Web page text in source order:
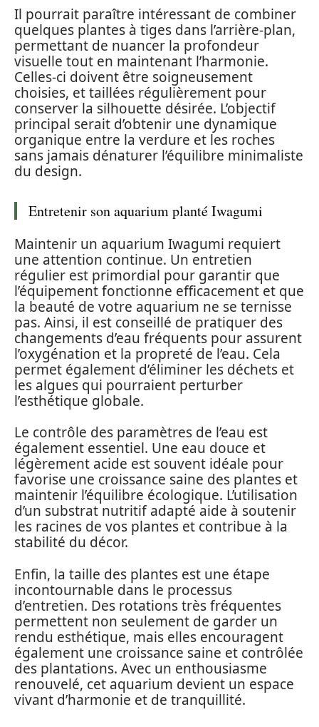
Il pourrait paraître intéressant de combiner
quelques plantes à tiges dans l’arrière-plan,
permettant de nuancer la profondeur
visuelle tout en maintenant l’harmonie.
Celles-ci doivent être soigneusement
choisies, et taillées régulièrement pour
conserver la silhouette désirée. L’objectif
principal serait d’obtenir une dynamique
organique entre la verdure et les roches
sans jamais dénaturer l’équilibre minimaliste
du design.
Entretenir son aquarium planté Iwagumi
Maintenir un aquarium Iwagumi requiert
une attention continue. Un entretien
régulier est primordial pour garantir que
l’équipement fonctionne efficacement et que
la beauté de votre aquarium ne se ternisse
pas. Ainsi, il est conseillé de pratiquer des
changements d’eau fréquents pour assurent
l’oxygénation et la propreté de l’eau. Cela
permet également d’éliminer les déchets et
les algues qui pourraient perturber
l’esthétique globale.
Le contrôle des paramètres de l’eau est
également essentiel. Une eau douce et
légèrement acide est souvent idéale pour
favorise une croissance saine des plantes et
maintenir l’équilibre écologique. L’utilisation
d’un substrat nutritif adapté aide à soutenir
les racines de vos plantes et contribue à la
stabilité du décor.
Enfin, la taille des plantes est une étape
incontournable dans le processus
d’entretien. Des rotations très fréquentes
permettent non seulement de garder un
rendu esthétique, mais elles encouragent
également une croissance saine et contrôlée
des plantations. Avec un enthousiasme
renouvelé, cet aquarium devient un espace
vivant d’harmonie et de tranquillité.